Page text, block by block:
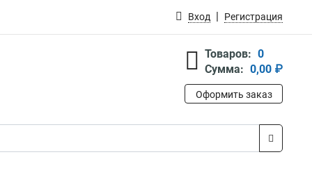
Вход Регистрация
Товаров: 0
Сумма: 0,00 ₽
Оформить заказ